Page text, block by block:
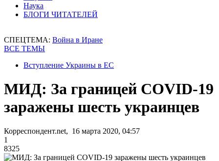
Наука
БЛОГИ ЧИТАТЕЛЕЙ
СПЕЦТЕМА: Война в Иране
ВСЕ ТЕМЫ
Вступление Украины в ЕС
МИД: За границей COVID-19
заражены шесть украинцев
Корреспондент.net, 16 марта 2020, 04:57
1
8325